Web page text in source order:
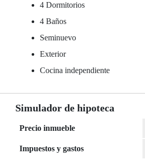
4 Dormitorios
4 Baños
Seminuevo
Exterior
Cocina independiente
Simulador de hipoteca
Precio inmueble
Impuestos y gastos